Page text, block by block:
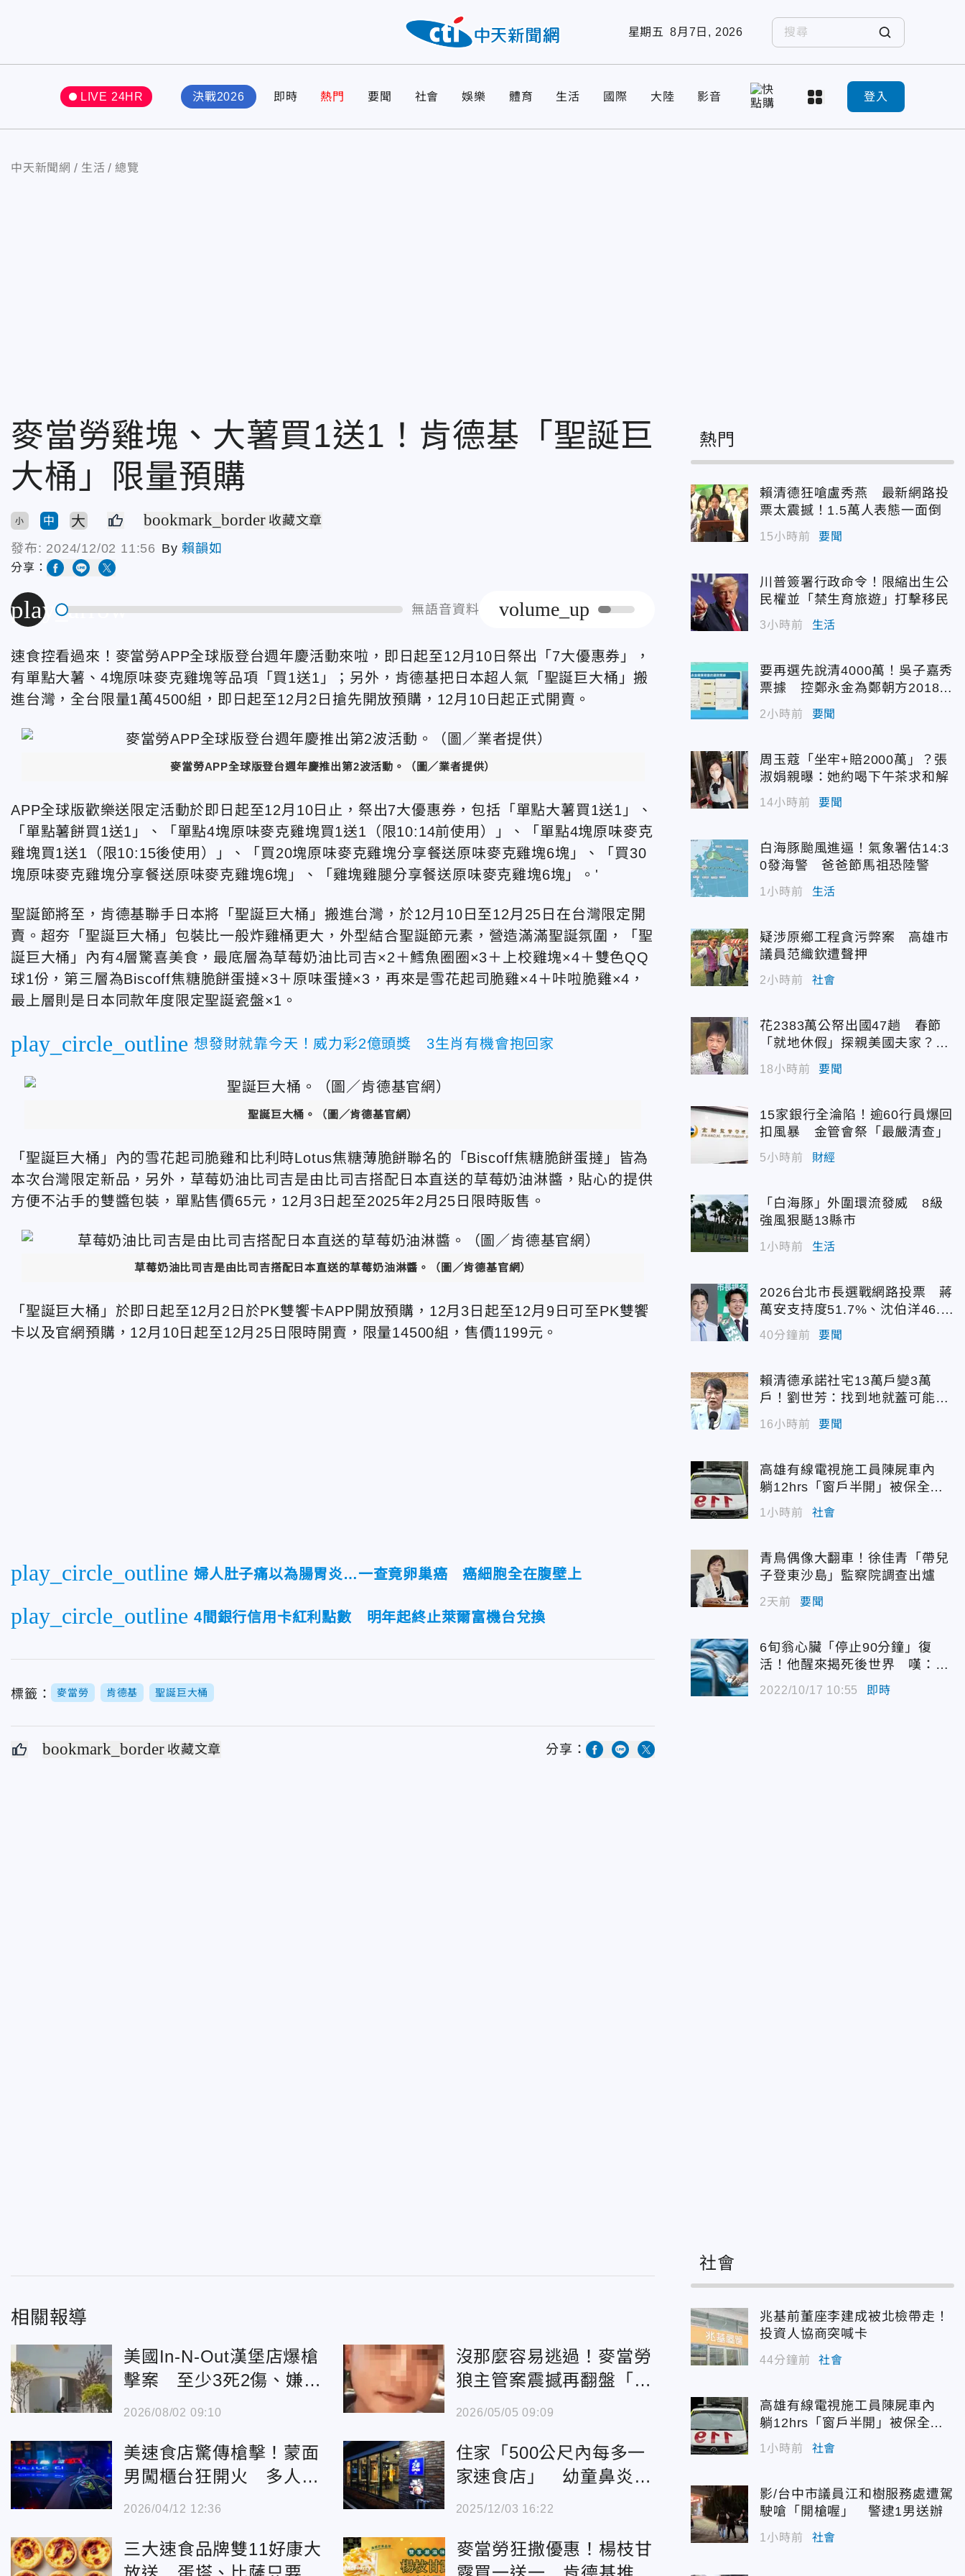
星期五 8月7日, 2026
LIVE 24HR 決戰2026 即時 熱門 要聞 社會 娛樂 體育 生活 國際 大陸 影音 登入
中天新聞網 生活 總覽
麥當勞雞塊、大薯買1送1！肯德基「聖誕巨
大桶」限量預購
小 中 大 bookmark_border 收藏文章
發布: 2024/12/02 11:56 By賴韻如
分享：
play_arrow 無語音資料 volume_up
速食控看過來！麥當勞APP全球版登台週年慶活動來啦，即日起至12月10日祭出「7大優惠券」，
有單點大薯、4塊原味麥克雞塊等品項「買1送1」；另外，肯德基把日本超人氣「聖誕巨大桶」搬
進台灣，全台限量1萬4500組，即日起至12月2日搶先開放預購，12月10日起正式開賣。
麥當勞APP全球版登台週年慶推出第2波活動。（圖／業者提供）
APP全球版歡樂送限定活動於即日起至12月10日止，祭出7大優惠券，包括「單點大薯買1送1」、
「單點薯餅買1送1」、「單點4塊原味麥克雞塊買1送1（限10:14前使用）」、「單點4塊原味麥克
雞塊買1送1（限10:15後使用）」、「買20塊原味麥克雞塊分享餐送原味麥克雞塊6塊」、「買30
塊原味麥克雞塊分享餐送原味麥克雞塊6塊」、「雞塊雞腿分享餐送原味麥克雞塊6塊」。'
聖誕節將至，肯德基聯手日本將「聖誕巨大桶」搬進台灣，於12月10日至12月25日在台灣限定開
賣。超夯「聖誕巨大桶」包裝比一般炸雞桶更大，外型結合聖誕節元素，營造滿滿聖誕氛圍，「聖
誕巨大桶」內有4層驚喜美食，最底層為草莓奶油比司吉×2＋鱈魚圈圈×3＋上校雞塊×4＋雙色QQ
球1份，第三層為Biscoff焦糖脆餅蛋撻×3＋原味蛋撻×3，再來是雪花起司脆雞×4＋咔啦脆雞×4，
最上層則是日本同款年度限定聖誕瓷盤×1。
play_circle_outline 想發財就靠今天！威力彩2億頭獎 3生肖有機會抱回家
聖誕巨大桶。（圖／肯德基官網）
「聖誕巨大桶」內的雪花起司脆雞和比利時Lotus焦糖薄脆餅聯名的「Biscoff焦糖脆餅蛋撻」皆為
本次台灣限定新品，另外，草莓奶油比司吉是由比司吉搭配日本直送的草莓奶油淋醬，貼心的提供
方便不沾手的雙醬包裝，單點售價65元，12月3日起至2025年2月25日限時販售。
草莓奶油比司吉是由比司吉搭配日本直送的草莓奶油淋醬。（圖／肯德基官網）
「聖誕巨大桶」於即日起至12月2日於PK雙饗卡APP開放預購，12月3日起至12月9日可至PK雙饗
卡以及官網預購，12月10日起至12月25日限時開賣，限量14500組，售價1199元。
play_circle_outline 婦人肚子痛以為腸胃炎…一查竟卵巢癌 癌細胞全在腹壁上
play_circle_outline 4間銀行信用卡紅利點數 明年起終止萊爾富機台兌換
標籤： 麥當勞 肯德基 聖誕巨大桶
bookmark_border 收藏文章 分享：
相關報導
美國In-N-Out漢堡店爆槍
擊案 至少3死2傷、嫌犯
身亡
2026/08/02 09:10
沒那麼容易逃過！麥當勞
狼主管案震撼再翻盤「士
檢三度偵辦」
2026/05/05 09:09
美速食店驚傳槍擊！蒙面
男闖櫃台狂開火 多人受
傷「如戰區」
2026/04/12 12:36
住家「500公尺內每多一
家速食店」 幼童鼻炎機
率增16%
2025/12/03 16:22
三大速食品牌雙11好康大
麥當勞狂撒優惠！楊枝甘
熱門
賴清德狂嗆盧秀燕 最新網路投
票太震撼！1.5萬人表態一面倒
15小時前 要聞
川普簽署行政命令！限縮出生公
民權並「禁生育旅遊」打擊移民
3小時前 生活
要再選先說清4000萬！吳子嘉秀
票據 控鄭永金為鄭朝方2018選
縣長籌錢未還
2小時前 要聞
周玉蔻「坐牢+賠2000萬」？張
淑娟親曝：她約喝下午茶求和解
14小時前 要聞
白海豚颱風進逼！氣象署估14:3
0發海警 爸爸節馬祖恐陸警
1小時前 生活
疑涉原鄉工程貪污弊案 高雄市
議員范織欽遭聲押
2小時前 社會
花2383萬公帑出國47趟 春節
「就地休假」探親美國夫家？徐
佳青回應了
18小時前 要聞
15家銀行全淪陷！逾60行員爆回
扣風暴 金管會祭「最嚴清查」
5小時前 財經
「白海豚」外圍環流發威 8級
強風狠颳13縣市
1小時前 生活
2026台北市長選戰網路投票 蔣
萬安支持度51.7%、沈伯洋46.
7%
40分鐘前 要聞
賴清德承諾社宅13萬戶變3萬
戶！劉世芳：找到地就蓋可能變
空餘屋
16小時前 要聞
高雄有線電視施工員陳屍車內
躺12hrs「窗戶半開」被保全發
現
1小時前 社會
青鳥偶像大翻車！徐佳青「帶兒
子登東沙島」監察院調查出爐
2天前 要聞
6旬翁心臟「停止90分鐘」復
活！他醒來揭死後世界 嘆：很
2022/10/17 10:55 即時
社會
兆基前董座李建成被北檢帶走！
投資人協商突喊卡
44分鐘前 社會
高雄有線電視施工員陳屍車內
躺12hrs「窗戶半開」被保全發
現
1小時前 社會
影/台中市議員江和樹服務處遭駕
駛嗆「開槍喔」 警逮1男送辦
1小時前 社會